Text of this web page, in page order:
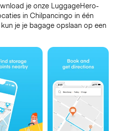
je onze LuggageHero-
in Chilpancingo in één
je je bagage opslaan op een